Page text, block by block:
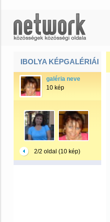
IBOLYA KÉPGALÉRIÁI
galéria neve
10 kép
2/2 oldal (10 kép)